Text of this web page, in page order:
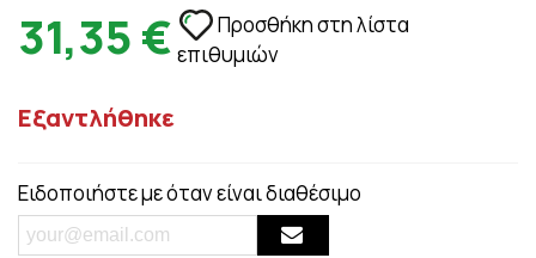
31,35 €
Προσθήκη στη λίστα
επιθυμιών
Εξαντλήθηκε
Ειδοποιήστε με όταν είναι διαθέσιμο